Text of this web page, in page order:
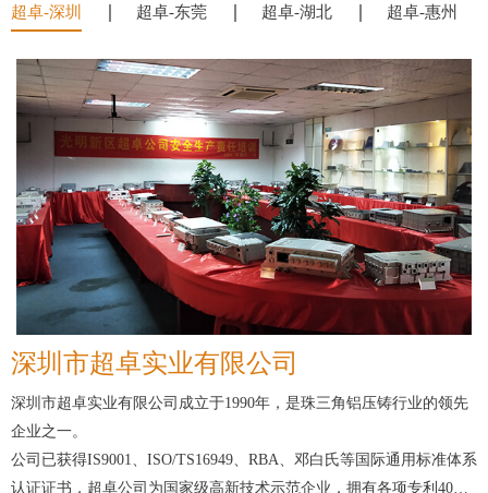
超卓-深圳 超卓-东莞 超卓-湖北 超卓-惠州
深圳市超卓实业有限公司
深圳市超卓实业有限公司成立于1990年，是珠三角铝压铸行业的领先
企业之一。
公司已获得IS9001、ISO/TS16949、RBA、邓白氏等国际通用标准体系
认证证书，超卓公司为国家级高新技术示范企业，拥有各项专利40余